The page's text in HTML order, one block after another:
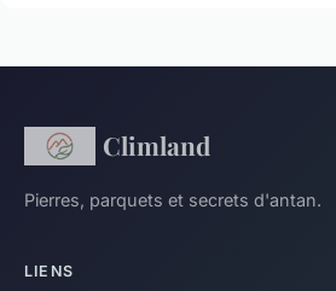
Climland
Pierres, parquets et secrets d'antan.
LIENS